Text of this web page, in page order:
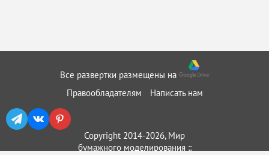
Все развертки размещены на
Правообладателям
Написать нам
Copyright 2014-2026, Мир
бумажного моделирования ::